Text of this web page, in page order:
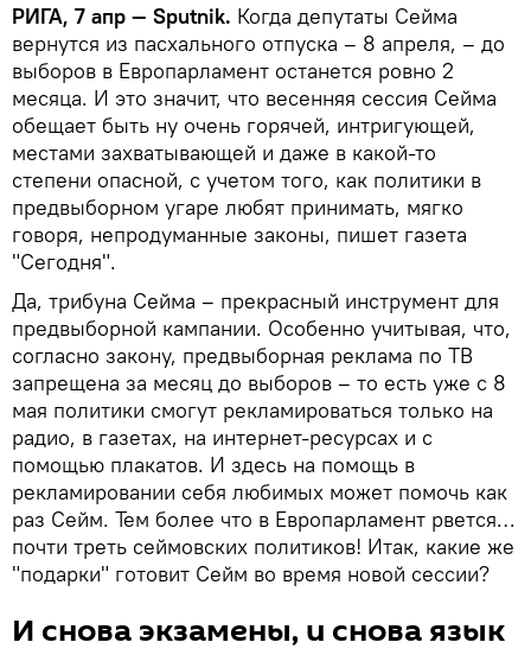
РИГА, 7 апр — Sputnik. Когда депутаты Сейма
вернутся из пасхального отпуска – 8 апреля, – до
выборов в Европарламент останется ровно 2
месяца. И это значит, что весенняя сессия Сейма
обещает быть ну очень горячей, интригующей,
местами захватывающей и даже в какой-то
степени опасной, с учетом того, как политики в
предвыборном угаре любят принимать, мягко
говоря, непродуманные законы, пишет газета
"Сегодня".
Да, трибуна Сейма – прекрасный инструмент для
предвыборной кампании. Особенно учитывая, что,
согласно закону, предвыборная реклама по ТВ
запрещена за месяц до выборов – то есть уже с 8
мая политики смогут рекламироваться только на
радио, в газетах, на интернет-ресурсах и с
помощью плакатов. И здесь на помощь в
рекламировании себя любимых может помочь как
раз Сейм. Тем более что в Европарламент рвется…
почти треть сеймовских политиков! Итак, какие же
"подарки" готовит Сейм во время новой сессии?
И снова экзамены, и снова язык